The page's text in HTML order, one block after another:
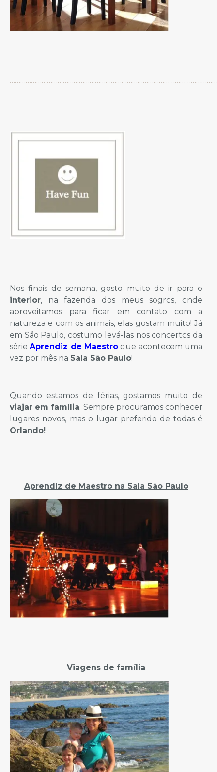
Nos finais de semana, gosto muito de ir para o
interior, na fazenda dos meus sogros, onde
aproveitamos para ficar em contato com a
natureza e com os animais, elas gostam muito! Já
em São Paulo, costumo levá-las nos concertos da
sérieAprendiz de Maestro que acontecem uma
vez por mês na Sala São Paulo!
Quando estamos de férias, gostamos muito de
viajar em família. Sempre procuramos conhecer
lugares novos, mas o lugar preferido de todas é
Orlando!!
Aprendiz de Maestro na Sala São Paulo
Viagens de família